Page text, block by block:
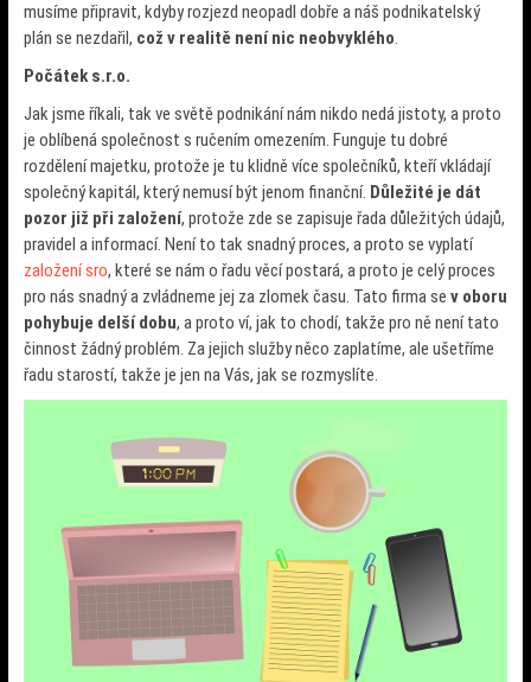
musíme připravit, kdyby rozjezd neopadl dobře a náš podnikatelský
plán se nezdařil, což v realitě není nic neobvyklého.
Počátek s.r.o.
Jak jsme říkali, tak ve světě podnikání nám nikdo nedá jistoty, a proto
je oblíbená společnost s ručením omezením. Funguje tu dobré
rozdělení majetku, protože je tu klidně více společníků, kteří vkládají
společný kapitál, který nemusí být jenom finanční. Důležité je dát
pozor již při založení, protože zde se zapisuje řada důležitých údajů,
pravidel a informací. Není to tak snadný proces, a proto se vyplatí
založení sro, které se nám o řadu věcí postará, a proto je celý proces
pro nás snadný a zvládneme jej za zlomek času. Tato firma se v oboru
pohybuje delší dobu, a proto ví, jak to chodí, takže pro ně není tato
činnost žádný problém. Za jejich služby něco zaplatíme, ale ušetříme
řadu starostí, takže je jen na Vás, jak se rozmyslíte.